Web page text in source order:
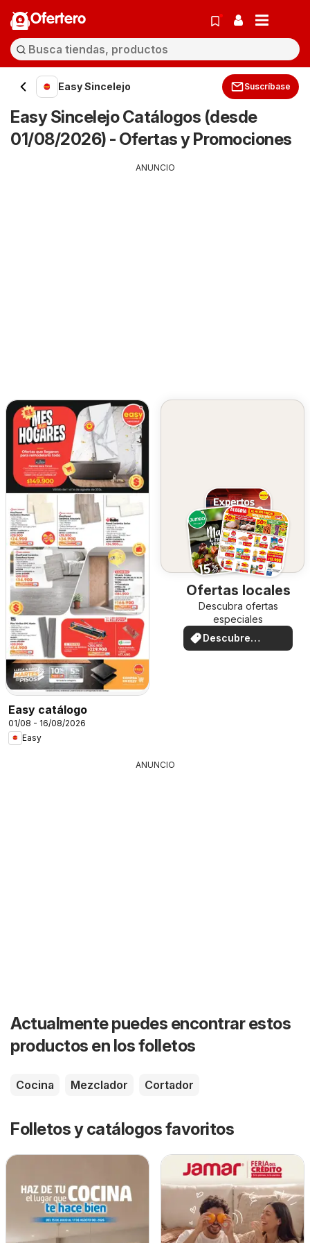
Ofertero
Easy Sincelejo Suscríbase
Easy Sincelejo Catálogos (desde
01/08/2026) - Ofertas y Promociones
ANUNCIO
Easy catálogo
01/08 - 16/08/2026
Easy
Ofertas locales
Descubra ofertas
especiales
Descubre
ofertas
ANUNCIO
Actualmente puedes encontrar estos
productos en los folletos
Cocina Mezclador Cortador
Folletos y catálogos favoritos